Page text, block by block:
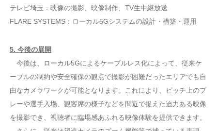
テレビ埼玉：映像の撮影、映像制作、TV生中継放送
FLARE SYSTEMS：ローカル5Gシステムの設計・構築・運用
5. 今後の展開
今後は、ローカル5Gによるケーブルレス化によって、従来ケ
ーブルの制約や安全確保の観点で撮影が困難だったエリアでも自
由なカメラワークが可能となります。これにより、ピッチ上のプ
レーや選手入場、観客席の様子などを間近で捉えた迫力ある映像
を撮影でき、視聴者に臨場感あふれる映像体験を提供できます。